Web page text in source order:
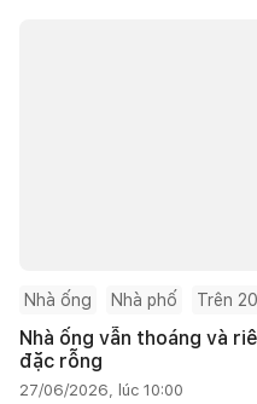
Nhà ống Nhà phố Trên
Nhà ống vẫn thoáng và
đặc rỗng
27/06/2026, lúc 10:00